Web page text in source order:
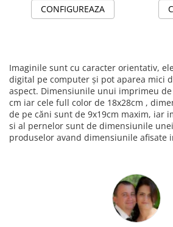
CONFIGUREAZA
Imaginile sunt cu caracter orientativ,
digital pe computer și pot aparea mici
aspect. Dimensiunile unui imprimeu
cm iar cele full color de 18x28cm ,
de pe căni sunt de 9x19cm maxim, iar
si al pernelor sunt de dimensiunile
produselor avand dimensiunile afisate